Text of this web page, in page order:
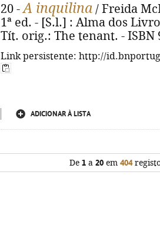
20 -A inquilina / Freida
1ª ed. - [S.l.] : Alma dos
Tít. orig.: The tenant. - ISBN
Link persistente: http://
ADICIONAR À LISTA
De 1 a 20 em 404